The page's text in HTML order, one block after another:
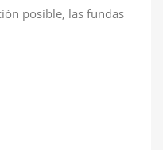
posible, las fundas